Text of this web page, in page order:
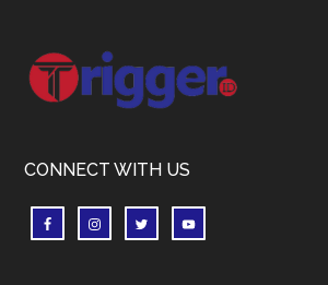
Footer
CONNECT WITH US